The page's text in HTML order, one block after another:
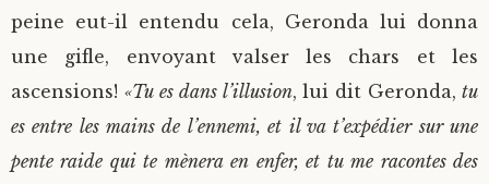
peine eut-il entendu cela, Geronda lui donna
une gifle, envoyant valser les chars et les
ascensions! «Tu es dans l’illusion, lui dit Geronda, tu
es entre les mains de l’ennemi, et il va t’expédier sur une
pente raide qui te mènera en enfer, et tu me racontes des